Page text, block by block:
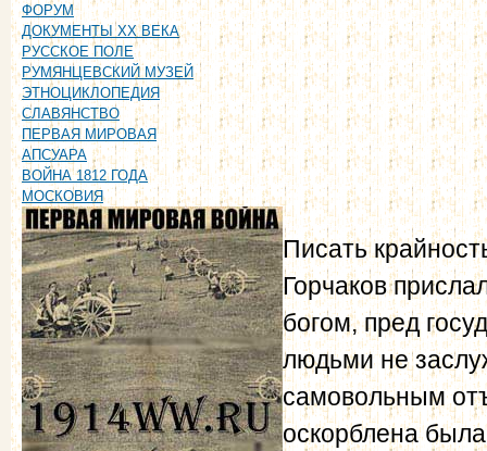
ФОРУМ
ДОКУМЕНТЫ XX ВЕКА
РУССКОЕ ПОЛЕ
РУМЯНЦЕВСКИЙ МУЗЕЙ
ЭТНОЦИКЛОПЕДИЯ
СЛАВЯНСТВО
ПЕРВАЯ МИРОВАЯ
АПСУАРА
ВОЙНА 1812 ГОДА
МОСКОВИЯ
Писать
Горчаков
богом, пред
людьми не
самовольным
оскорблена